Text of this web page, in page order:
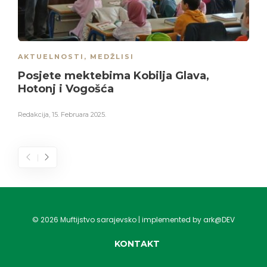
AKTUELNOSTI , MEDŽLISI
Posjete mektebima Kobilja Glava,
Hotonj i Vogošća
Redakcija, 15. Februara 2025.
© 2026 Muftijstvo sarajevsko | implemented by ark@DEV
KONTAKT